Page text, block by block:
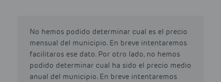
No hemos podido determinar cual es el precio
mensual del municipio. En breve intentaremos
facilitaros ese dato. Por otro lado, no hemos
podido determinar cual ha sido el precio medio
anual del municipio. En breve intentaremos